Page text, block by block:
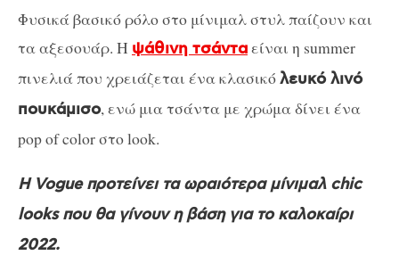
Φυσικά βασικό ρόλο στο μίνιμαλ στυλ παίζουν και
τα αξεσουάρ. Η ψάθινη τσάνταείναι η summer
πινελιά που χρειάζεται ένα κλασικόλευκό λινό
πουκάμισο, ενώ μια τσάντα με χρώμα δίνει ένα
pop of color στο look.
H Vogue προτείνει τα ωραιότερα μίνιμαλ chic
looks που θα γίνουν η βάση για το καλοκαίρι
2022.